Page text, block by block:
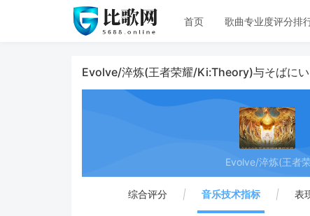
首页 歌曲专业度评分排
Evolve/淬炼(王者荣耀/Ki:Theory)与そばに
Evolve/淬炼(王者
综合评分 | 音乐技术指标 | 表